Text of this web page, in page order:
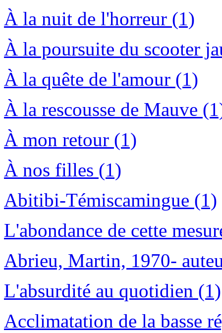
À la nuit de l'horreur (1)
À la poursuite du scooter
À la quête de l'amour (1)
À la rescousse de Mauve
À mon retour (1)
À nos filles (1)
Abitibi-Témiscamingue (1)
L'abondance de cette
Abrieu, Martin, 1970-
L'absurdité au quotidien (1)
Acclimatation de la basse